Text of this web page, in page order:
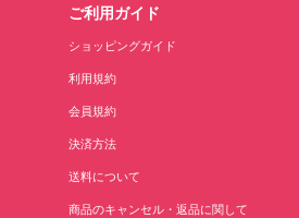
ご利用ガイド
ショッピングガイド
利用規約
会員規約
決済方法
送料について
商品のキャンセル・返品に関して